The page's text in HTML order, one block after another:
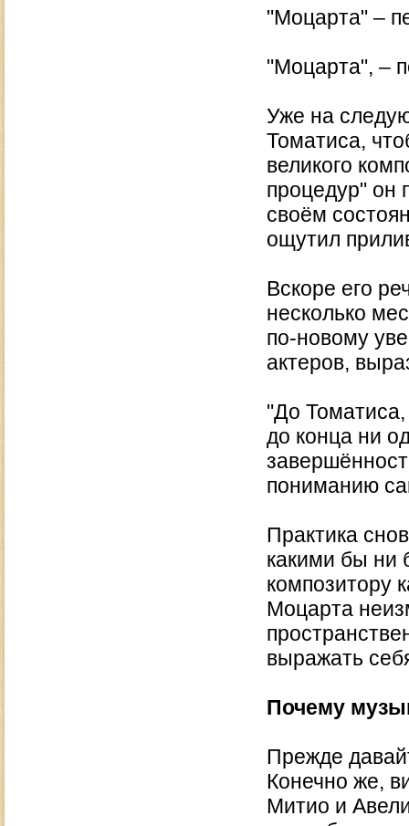
"Моцарта" –
"Моцарта", –
Уже на
Томатиса,
великого
процедур" он
своём
ощутил
Вскоре его
несколько
по-новому
актеров,
"До
до конца ни
пониманию
Практика
какими бы ни
композитору
Моцарта
выражать
Почему
Прежде
Конечно же,
Митио и